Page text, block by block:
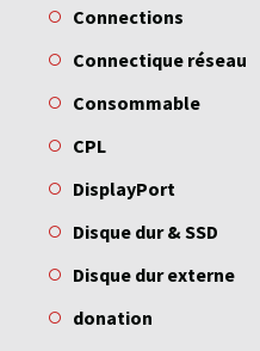
Connections
Connectique réseau
Consommable
CPL
DisplayPort
Disque dur & SSD
Disque dur externe
donation